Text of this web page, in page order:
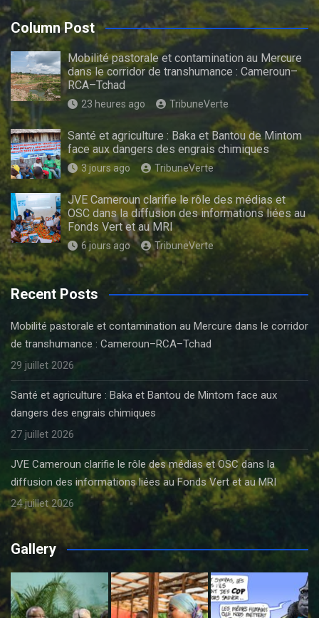
Column Post
Mobilité pastorale et contamination au Mercure
dans le corridor de transhumance : Cameroun–
RCA–Tchad
23 heures ago TribuneVerte
Santé et agriculture : Baka et Bantou de Mintom
face aux dangers des engrais chimiques
3 jours ago TribuneVerte
JVE Cameroun clarifie le rôle des médias et
OSC dans la diffusion des informations liées au
Fonds Vert et au MRI
6 jours ago TribuneVerte
Recent Posts
Mobilité pastorale et contamination au Mercure dans le corridor
de transhumance : Cameroun–RCA–Tchad
29 juillet 2026
Santé et agriculture : Baka et Bantou de Mintom face aux
dangers des engrais chimiques
27 juillet 2026
JVE Cameroun clarifie le rôle des médias et OSC dans la
diffusion des informations liées au Fonds Vert et au MRI
24 juillet 2026
Gallery